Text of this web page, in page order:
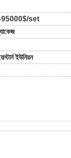
set
ইউনিয়ন